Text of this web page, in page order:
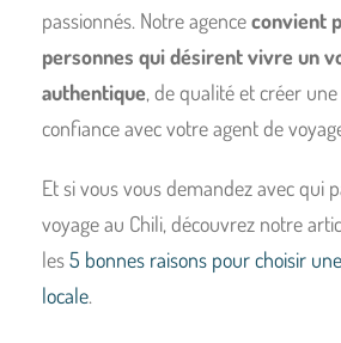
passionnés. Notre agenceconvient
personnes qui désirent vivre un
authentique, de qualité et créer
confiance avec votre agent de
Et si vous vous demandez avec qui
voyage au Chili, découvrez notre
les5 bonnes raisons pour choisir
locale.